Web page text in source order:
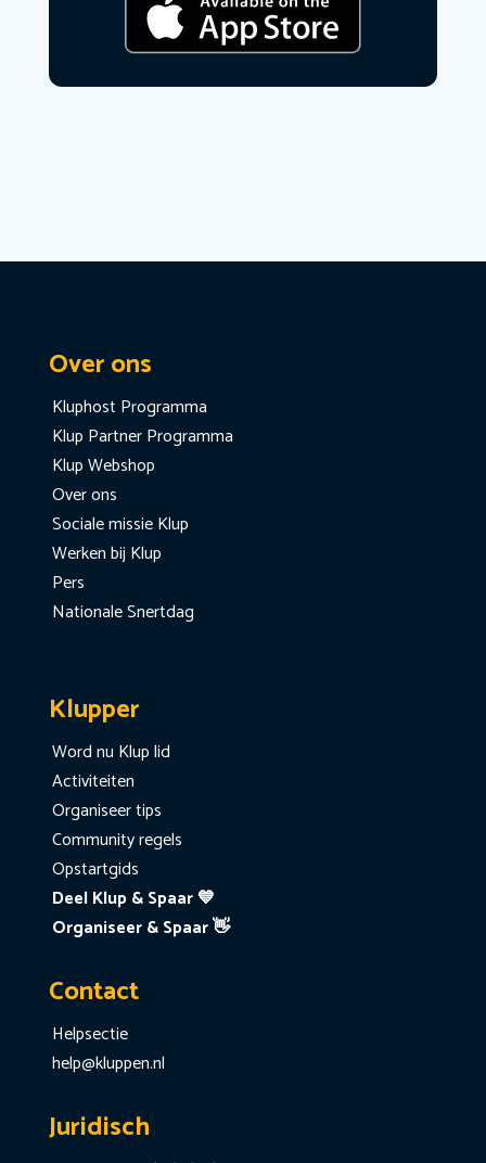
Over ons
Kluphost Programma
Klup Partner Programma
Klup Webshop
Over ons
Sociale missie Klup
Werken bij Klup
Pers
Nationale Snertdag
Klupper
Word nu Klup lid
Activiteiten
Organiseer tips
Community regels
Opstartgids
Deel Klup & Spaar 💙
Organiseer & Spaar 👋
Contact
Helpsectie
help@kluppen.nl
Juridisch